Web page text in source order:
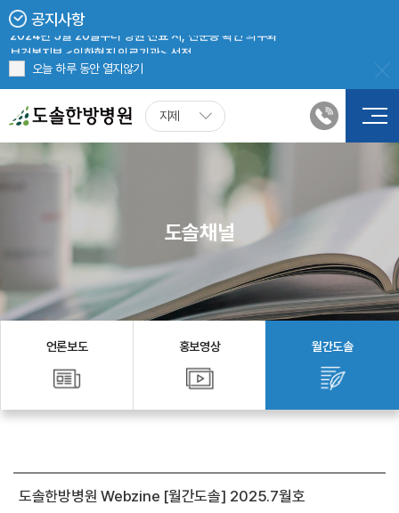
공지사항
지제도솔한방병원 8월 진료 안내
2024년 5월 20일부터 병원 진료 시, 신분증 확인 의무화
보건복지부 <의한협진 의료기관> 선정
지제도솔한방병원 첩약(한약) 처방 시, 건강보험 적용
오늘 하루 동안 열지않기
지제
도솔채널
언론보도 홍보영상 월간도솔
도솔한방병원 Webzine [월간도솔] 2025.7월호